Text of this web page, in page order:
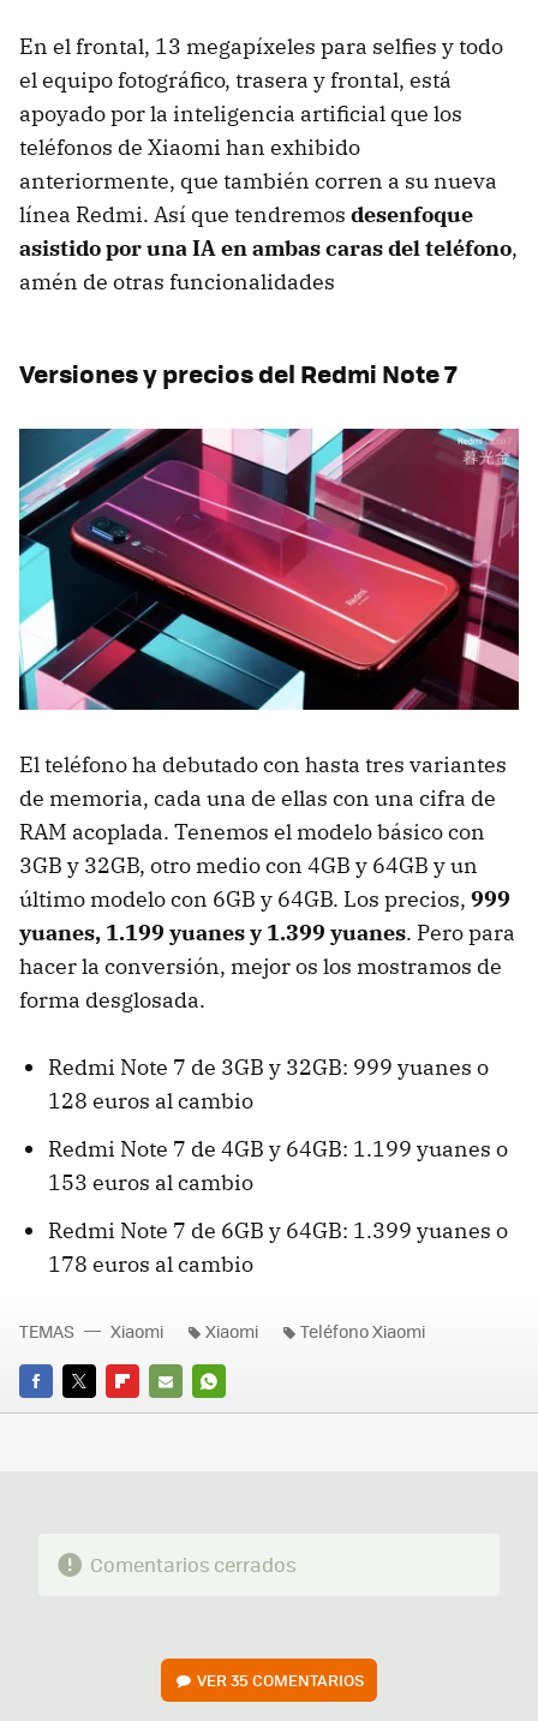
En el frontal, 13 megapíxeles para selfies y todo
el equipo fotográfico, trasera y frontal, está
apoyado por la inteligencia artificial que los
teléfonos de Xiaomi han exhibido
anteriormente, que también corren a su nueva
línea Redmi. Así que tendremos desenfoque
asistido por una IA en ambas caras del teléfono,
amén de otras funcionalidades
Versiones y precios del Redmi Note 7
El teléfono ha debutado con hasta tres variantes
de memoria, cada una de ellas con una cifra de
RAM acoplada. Tenemos el modelo básico con
3GB y 32GB, otro medio con 4GB y 64GB y un
último modelo con 6GB y 64GB. Los precios, 999
yuanes, 1.199 yuanes y 1.399 yuanes. Pero para
hacer la conversión, mejor os los mostramos de
forma desglosada.
Redmi Note 7 de 3GB y 32GB: 999 yuanes o
128 euros al cambio
Redmi Note 7 de 4GB y 64GB: 1.199 yuanes o
153 euros al cambio
Redmi Note 7 de 6GB y 64GB: 1.399 yuanes o
178 euros al cambio
FACEBOOK
TWITTERFLIPBOARD
E-
WHATSAPP
TEMAS Xiaomi Xiaomi Teléfono Xiaomi
Comentarios cerrados
VER35 COMENTARIOS